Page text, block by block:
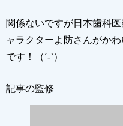
関係ないですが日本歯科医
ャラクターよ防さんがか
です！（´-`）
記事の監修